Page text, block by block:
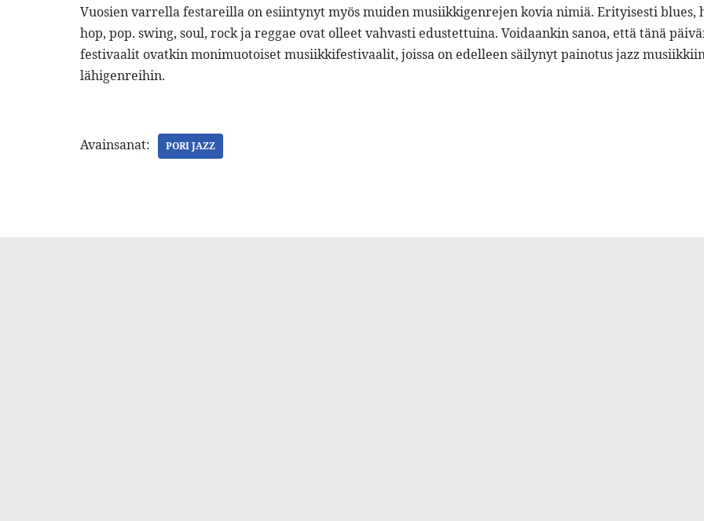
Vuosien varrella festareilla on esiintynyt myös muiden musiikkigenrejen kovia nimiä. Erityisesti blues,
hop, pop. swing, soul, rock ja reggae ovat olleet vahvasti edustettuina. Voidaankin sanoa, että tänä
festivaalit ovatkin monimuotoiset musiikkifestivaalit, joissa on edelleen säilynyt painotus jazz
lähigenreihin.
Avainsanat: PORI JAZZ